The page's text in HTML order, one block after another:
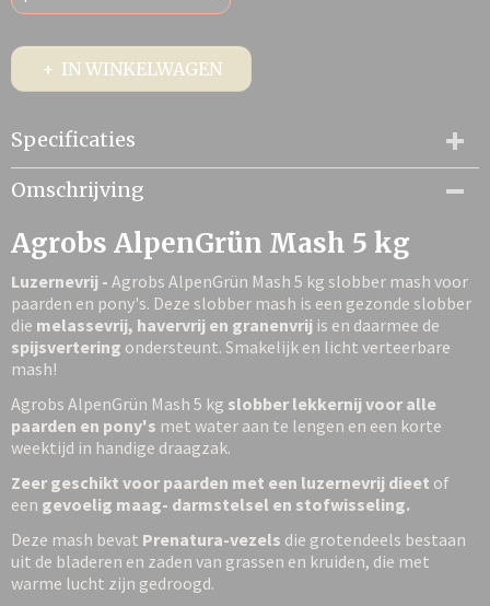
IN WINKELWAGEN
Specificaties
Netto gewicht
Omschrijving
Agrobs AlpenGrün Mash 5 kg
Luzernevrij - Agrobs AlpenGrün Mash 5 kg slobber mash voor
paarden en pony's. Deze slobber mash is een gezonde slobber
die melassevrij, havervrij en granenvrij is en daarmee de
spijsvertering ondersteunt. Smakelijk en licht verteerbare
mash!
Agrobs AlpenGrün Mash 5 kg slobber lekkernij voor alle
paarden en pony's met water aan te lengen en een korte
weektijd in handige draagzak.
Zeer geschikt voor paarden met een luzernevrij dieet of
een gevoelig maag- darmstelsel en stofwisseling.
Deze mash bevat Prenatura-vezels die grotendeels bestaan
uit de bladeren en zaden van grassen en kruiden, die met
warme lucht zijn gedroogd.